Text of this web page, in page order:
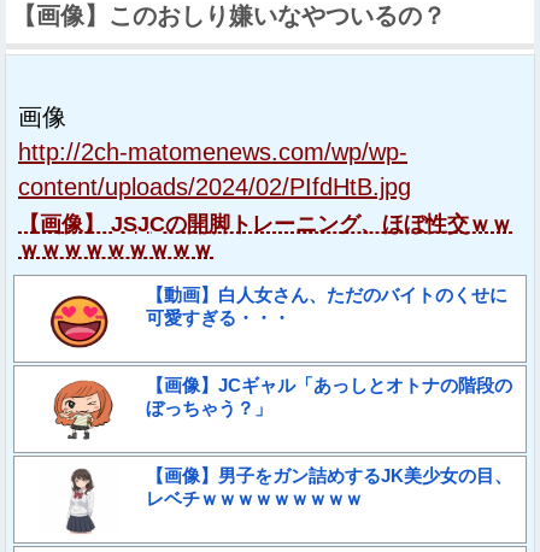
【画像】このおしり嫌いなやついるの？
画像
http://2ch-matomenews.com/wp/wp-
content/uploads/2024/02/PIfdHtB.jpg
【画像】 JSJCの開脚トレーニング、ほぼ性交ｗｗ
ｗｗｗｗｗｗｗｗｗ
【動画】白人女さん、ただのバイトのくせに
可愛すぎる・・・
【画像】JCギャル「あっしとオトナの階段の
ぼっちゃう？」
【画像】男子をガン詰めするJK美少女の目、
レベチｗｗｗｗｗｗｗｗｗ